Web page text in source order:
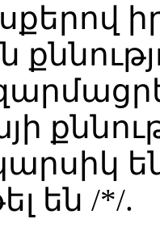
են /*/.